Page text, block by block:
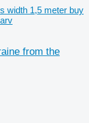
width 1,5 meter buy
from the